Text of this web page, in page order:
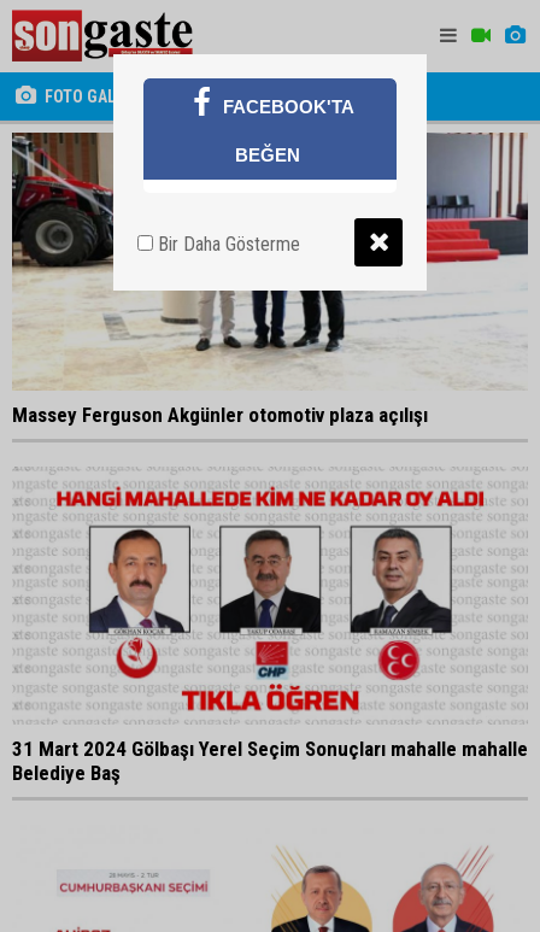
FOTO GALERİ
Massey Ferguson Akgünler otomotiv plaza açılışı
31 Mart 2024 Gölbaşı Yerel Seçim Sonuçları mahalle mahalle
Belediye Baş
FACEBOOK'TA
BEĞEN
Bir Daha Gösterme